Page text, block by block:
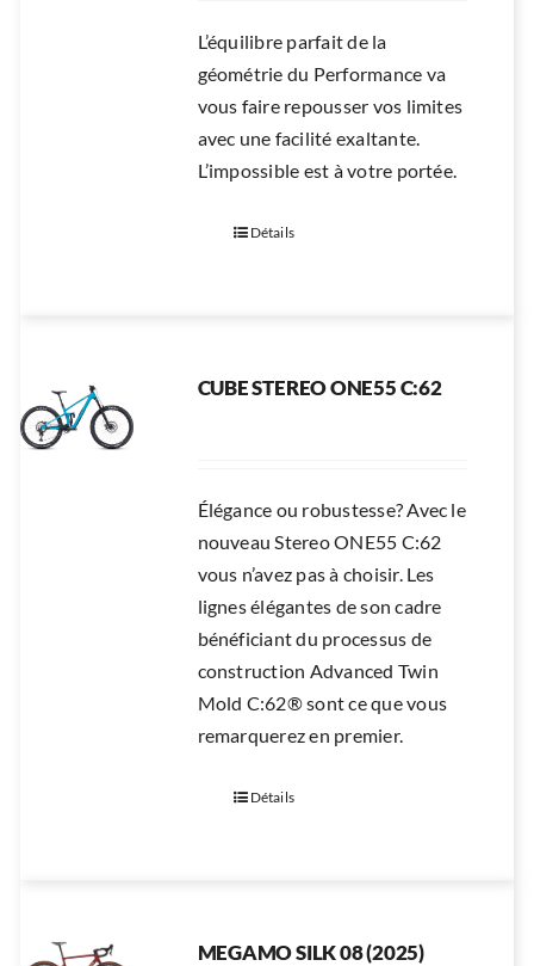
L’équilibre parfait de la
géométrie du Performance va
vous faire repousser vos limites
avec une facilité exaltante.
L’impossible est à votre portée.
Détails
CUBE STEREO ONE55 C:62
Élégance ou robustesse? Avec le
nouveau Stereo ONE55 C:62
vous n’avez pas à choisir. Les
lignes élégantes de son cadre
bénéficiant du processus de
construction Advanced Twin
Mold C:62® sont ce que vous
remarquerez en premier.
Détails
MEGAMO SILK 08 (2025)